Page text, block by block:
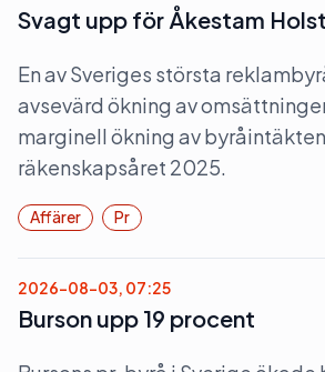
Svagt upp för Åkestam Holst
En av Sveriges största
avsevärd ökning av
marginell ökning av
räkenskapsåret 2025.
Affärer Pr
2026-08-03, 07:25
Burson upp 19 procent